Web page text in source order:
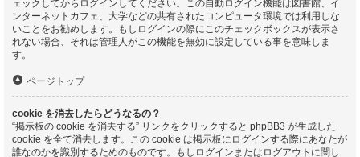
ェックしてからログインしてください。この自動ログイン機能は図書館、イ
ンターネットカフェ、大学などの共有されたコンピュータ環境では利用しな
いことをお勧めします。もしログインの際にこのチェックボックスが表示さ
れない場合、それは管理人がこの機能を無効に設定している事を意味しま
す。
ページトップ
cookie を消去したらどうなるの？
“掲示板の cookie を消去する” リンクをクリックすると phpBB3 が生成した
cookie を全て消去します。この cookie は掲示板にログインする際にあなたが
誰なのかを識別するためのものです。もしログインまたはログアウトに関し